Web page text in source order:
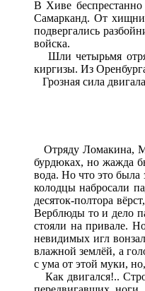
В Хиве
Самарканд. От
подвергались
войска.
Шли четырьмя
киргизы. Из
Грозная сила
Отряду Ломакина,
бурдюках, но жажда
вода. Но что это была
колодцы набросали
десяток-полтора
Верблюды то и дело
стояли на привале.
невидимых игл
влажной землёй, а
с ума от этой муки,
Как двигался!..